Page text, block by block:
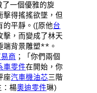
了一個優雅的旋
擊得搖搖欲墜，但
的平靜。([原他台
擊，而變成了林天
端背景雕塑**。
商 ；「你們兩個
車零件在開始，你
座汽車機油芯三階
楊奧迪零件琳)